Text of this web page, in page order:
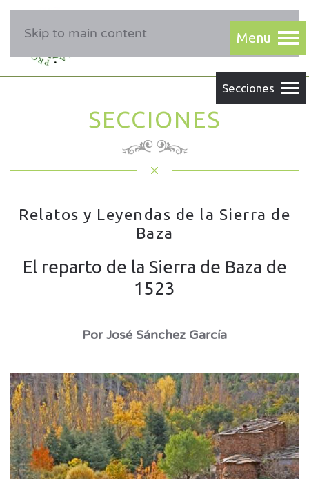
Skip to main content
SECCIONES
Relatos y Leyendas de la Sierra de
Baza
El reparto de la Sierra de Baza de
1523
Por José Sánchez García